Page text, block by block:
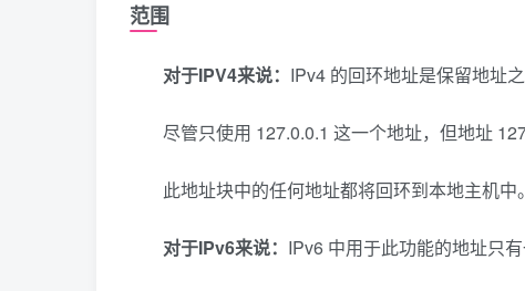
范围
对于IPV4来说： IPv4 的回环地址是保留地址之
尽管只使用 127.0.0.1 这一个地址，但地址
此地址块中的任何地址都将回环到本地主机
对于IPv6来说： IPv6 中用于此功能的地址只